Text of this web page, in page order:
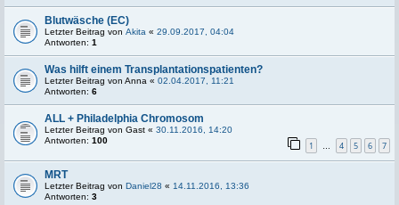
Blutwäsche (EC)
Letzter Beitrag von Akita « 29.09.2017, 04:04
Antworten: 1
Was hilft einem Transplantationspatienten?
Letzter Beitrag von Anna « 02.04.2017, 11:21
Antworten: 6
ALL + Philadelphia Chromosom
Letzter Beitrag von Gast « 30.11.2016, 14:20
Antworten: 100 1 4 5 6 7
MRT
Letzter Beitrag von Daniel28 « 14.11.2016, 13:36
Antworten: 3